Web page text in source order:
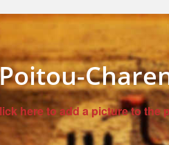
here to add a picture to the